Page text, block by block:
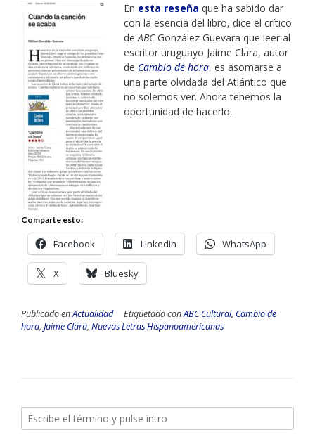
En esta reseña que ha sabido dar
con la esencia del libro, dice el crítico
de ABCGonzález Guevara que leer al
escritor uruguayo Jaime Clara, autor
de Cambio de hora, es asomarse a
una parte olvidada del Atlántico que
no solemos ver. Ahora tenemos la
oportunidad de hacerlo.
Comparte esto:
Facebook LinkedIn WhatsApp
X Bluesky
Publicado enActualidad Etiquetado conABC Cultural, Cambio de
hora, Jaime Clara, Nuevas Letras Hispanoamericanas